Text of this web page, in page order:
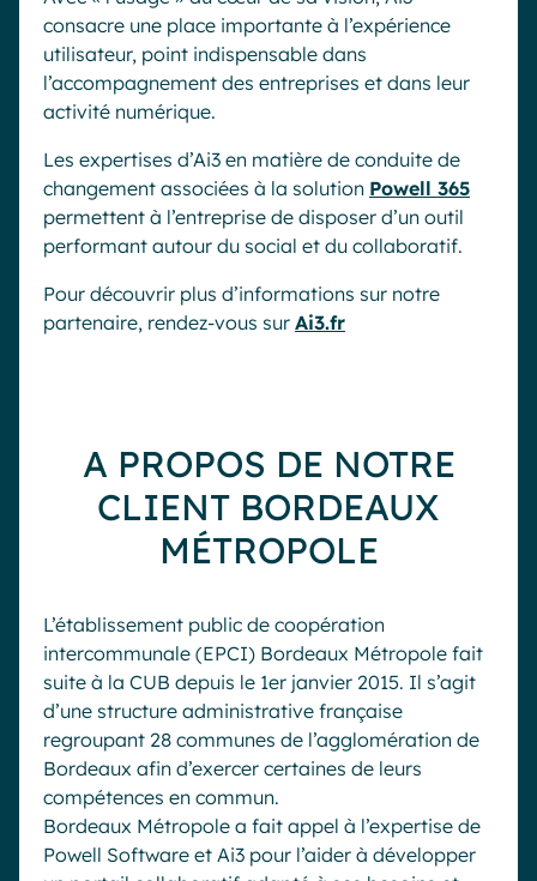
consacre une place importante à l’expérience
utilisateur, point indispensable dans
l’accompagnement des entreprises et dans leur
activité numérique.
Les expertises d’Ai3 en matière de conduite de
changement associées à la solution Powell 365
permettent à l’entreprise de disposer d’un outil
performant autour du social et du collaboratif.
Pour découvrir plus d’informations sur notre
partenaire, rendez-vous sur Ai3.fr
A PROPOS DE NOTRE
CLIENT BORDEAUX
MÉTROPOLE
L’établissement public de coopération
intercommunale (EPCI) Bordeaux Métropole fait
suite à la CUB depuis le 1er janvier 2015. Il s’agit
d’une structure administrative française
regroupant 28 communes de l’agglomération de
Bordeaux afin d’exercer certaines de leurs
compétences en commun.
Bordeaux Métropole a fait appel à l’expertise de
Powell Software et Ai3 pour l’aider à développer